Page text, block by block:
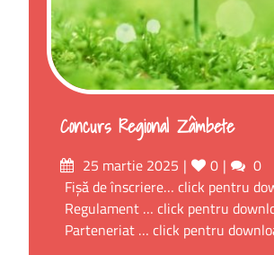
Concurs Regional Zâmbete
25 martie 2025 0
0
Fișă de înscriere… click pentru
Regulament … click pentru
Parteneriat … click pentru